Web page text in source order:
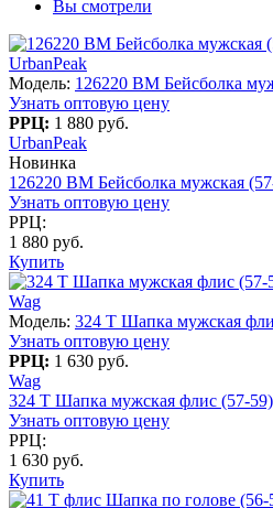
Вы смотрели
UrbanPeak
Модель: 126220 BM Бейсболка
Узнать оптовую цену
РРЦ: 1 880 руб.
UrbanPeak
Новинка
126220 BM Бейсболка мужская
Узнать оптовую цену
РРЦ:
1 880 руб.
Купить
Wag
Модель: 324 T Шапка мужская
Узнать оптовую цену
РРЦ: 1 630 руб.
Wag
324 T Шапка мужская флис (57-59)
Узнать оптовую цену
РРЦ:
1 630 руб.
Купить